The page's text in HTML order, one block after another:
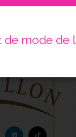
de mode de